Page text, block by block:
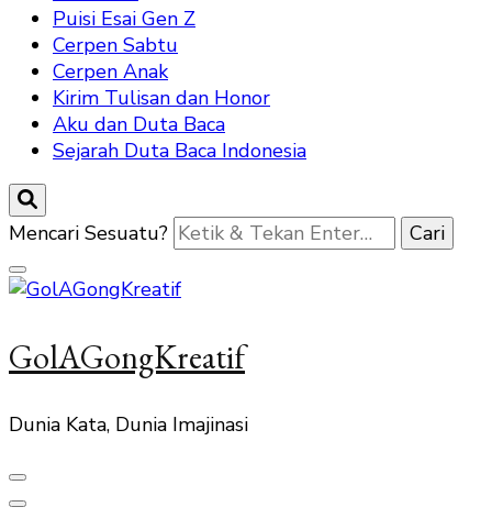
Puisi Esai Gen Z
Cerpen Sabtu
Cerpen Anak
Kirim Tulisan dan Honor
Aku dan Duta Baca
Sejarah Duta Baca Indonesia
Mencari Sesuatu?
GolAGongKreatif
Dunia Kata, Dunia Imajinasi